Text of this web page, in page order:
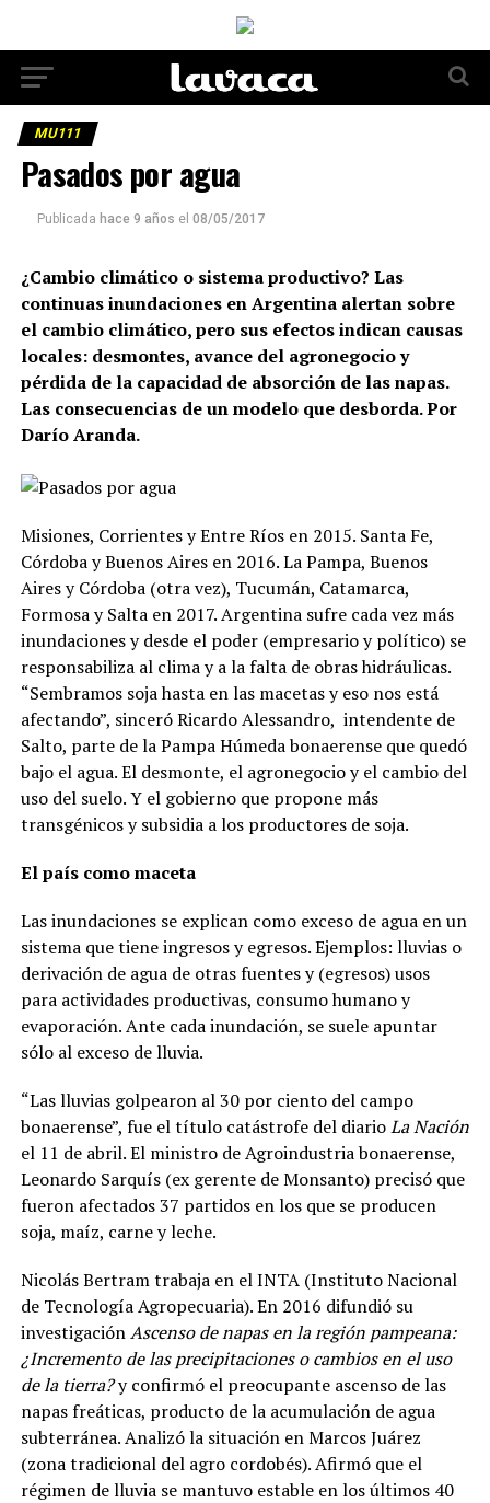
MU111
Pasados por agua
Publicada hace 9 años el 08/05/2017
¿Cambio climático o sistema productivo? Las
continuas inundaciones en Argentina alertan sobre
el cambio climático, pero sus efectos indican causas
locales: desmontes, avance del agronegocio y
pérdida de la capacidad de absorción de las napas.
Las consecuencias de un modelo que desborda. Por
Darío Aranda.
Misiones, Corrientes y Entre Ríos en 2015. Santa Fe,
Córdoba y Buenos Aires en 2016. La Pampa, Buenos
Aires y Córdoba (otra vez), Tucumán, Catamarca,
Formosa y Salta en 2017. Argentina sufre cada vez más
inundaciones y desde el poder (empresario y político) se
responsabiliza al clima y a la falta de obras hidráulicas.
“Sembramos soja hasta en las macetas y eso nos está
afectando”, sinceró Ricardo Alessandro, intendente de
Salto, parte de la Pampa Húmeda bonaerense que quedó
bajo el agua. El desmonte, el agronegocio y el cambio del
uso del suelo. Y el gobierno que propone más
transgénicos y subsidia a los productores de soja.
El país como maceta
Las inundaciones se explican como exceso de agua en un
sistema que tiene ingresos y egresos. Ejemplos: lluvias o
derivación de agua de otras fuentes y (egresos) usos
para actividades productivas, consumo humano y
evaporación. Ante cada inundación, se suele apuntar
sólo al exceso de lluvia.
“Las lluvias golpearon al 30 por ciento del campo
bonaerense”, fue el título catástrofe del diarioLa Nación
el 11 de abril. El ministro de Agroindustria bonaerense,
Leonardo Sarquís (ex gerente de Monsanto) precisó que
fueron afectados 37 partidos en los que se producen
soja, maíz, carne y leche.
Nicolás Bertram trabaja en el INTA (Instituto Nacional
de Tecnología Agropecuaria). En 2016 difundió su
investigaciónAscenso de napas en la región pampeana:
¿Incremento de las precipitaciones o cambios en el uso
de la tierra?y confirmó el preocupante ascenso de las
napas freáticas, producto de la acumulación de agua
subterránea. Analizó la situación en Marcos Juárez
(zona tradicional del agro cordobés). Afirmó que el
régimen de lluvia se mantuvo estable en los últimos 40